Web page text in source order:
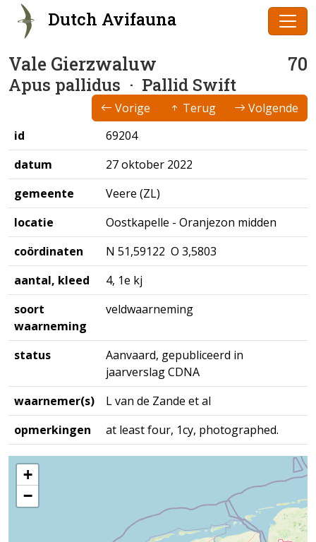
Dutch Avifauna
Vale Gierzwaluw 70
Apus pallidus · Pallid Swift
Vorige Terug
Volgende
id
69204
datum
27 oktober 2022
gemeente
Veere (ZL)
locatie
Oostkapelle - Oranjezon midden
coördinaten
N 51,59122 O 3,5803
aantal, kleed
4, 1e kj
soort
waarneming
veldwaarneming
status
Aanvaard, gepubliceerd in
jaarverslag CDNA
waarnemer(s)
L van de Zande et al
opmerkingen
at least four, 1cy, photographed.
+
−